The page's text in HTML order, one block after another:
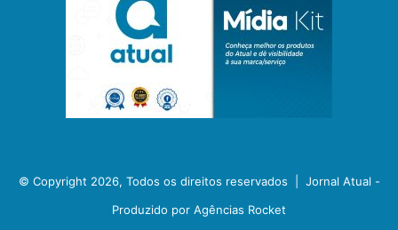
© Copyright 2026, Todos os direitos reservados | Jornal Atual -
Produzido por Agências Rocket